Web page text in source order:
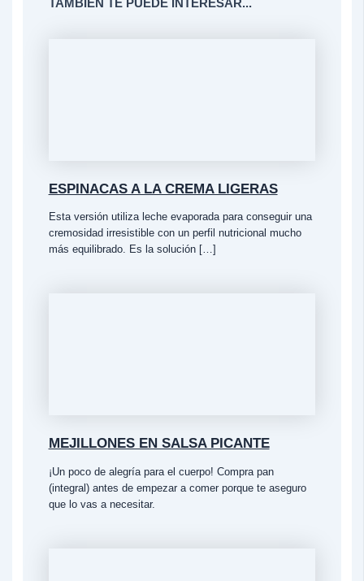
TAMBIÉN TE PUEDE INTERESAR...
ESPINACAS A LA CREMA LIGERAS
Esta versión utiliza leche evaporada para conseguir una
cremosidad irresistible con un perfil nutricional mucho
más equilibrado. Es la solución […]
MEJILLONES EN SALSA PICANTE
¡Un poco de alegría para el cuerpo! Compra pan
(integral) antes de empezar a comer porque te aseguro
que lo vas a necesitar.